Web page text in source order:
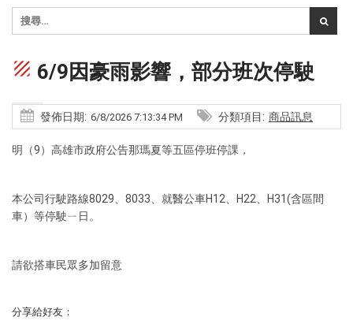
texture 6/9因豪雨影響，部分班次停駛
發佈日期: 6/8/2026 7:13:34 PM 分類項目: 商品訊息
明（9）高雄市政府公告那瑪夏等五區停班停課，
本公司行駛路線8029、8033、就醫公車H12、H22、H31(含區間
車）等停駛ㄧ日。
請欲搭車民眾多加留意
分享給好友：